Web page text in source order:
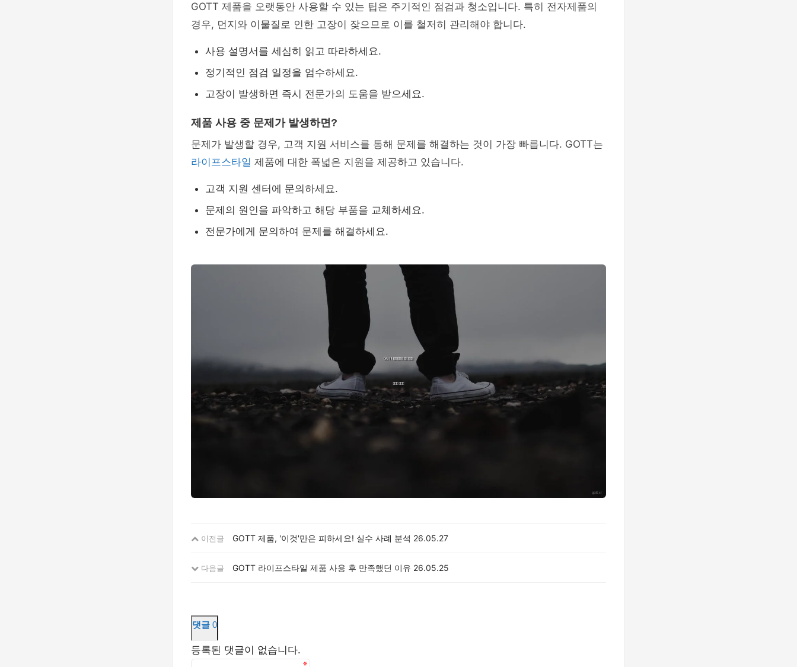
GOTT 제품을 오랫동안 사용할 수 있는 팁은 주기적인 점검과 청소입니다. 특히 전자제품의
경우, 먼지와 이물질로 인한 고장이 잦으므로 이를 철저히 관리해야 합니다.
사용 설명서를 세심히 읽고 따라하세요.
정기적인 점검 일정을 엄수하세요.
고장이 발생하면 즉시 전문가의 도움을 받으세요.
제품 사용 중 문제가 발생하면?
문제가 발생할 경우, 고객 지원 서비스를 통해 문제를 해결하는 것이 가장 빠릅니다. GOTT는
라이프스타일 제품에 대한 폭넓은 지원을 제공하고 있습니다.
고객 지원 센터에 문의하세요.
문제의 원인을 파악하고 해당 부품을 교체하세요.
전문가에게 문의하여 문제를 해결하세요.
이전글 GOTT 제품, '이것'만은 피하세요! 실수 사례 분석 26.05.27
다음글 GOTT 라이프스타일 제품 사용 후 만족했던 이유 26.05.25
댓글 0
등록된 댓글이 없습니다.